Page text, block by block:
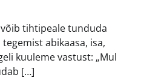
tihtipeale tunduda
abikaasa, isa,
kuuleme vastust: „Mul
[…]